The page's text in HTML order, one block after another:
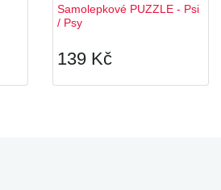
Samolepkové PUZZLE - Psi
/ Psy
139 Kč